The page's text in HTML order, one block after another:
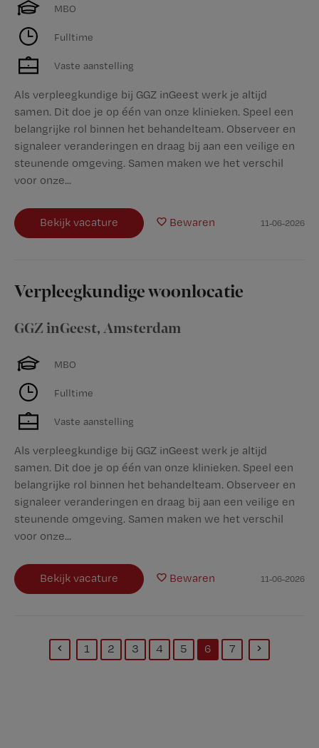
MBO
Fulltime
Vaste aanstelling
Als verpleegkundige bij GGZ inGeest werk je altijd
samen. Dit doe je op één van onze klinieken. Speel een
belangrijke rol binnen het behandelteam. Observeer en
signaleer veranderingen en draag bij aan een veilige en
steunende omgeving. Samen maken we het verschil
voor onze...
Bekijk vacature Bewaren 11-06-2026
Verpleegkundige woonlocatie
GGZ inGeest, Amsterdam
MBO
Fulltime
Vaste aanstelling
Als verpleegkundige bij GGZ inGeest werk je altijd
samen. Dit doe je op één van onze klinieken. Speel een
belangrijke rol binnen het behandelteam. Observeer en
signaleer veranderingen en draag bij aan een veilige en
steunende omgeving. Samen maken we het verschil
voor onze...
Bekijk vacature Bewaren 11-06-2026
1 2 3 4 5
6
(current)
7